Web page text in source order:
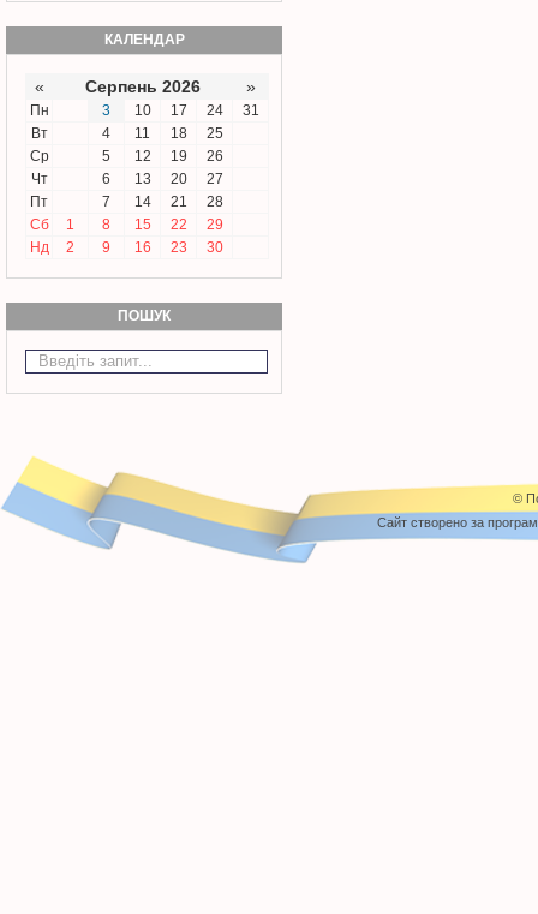
КАЛЕНДАР
« Серпень 2026 »
Пн 3 10 17 24
31
Вт
4 11 18
25
Ср
5 12 19
26
Чт
6 13 20
27
Пт
7 14 21
28
Сб
1 8 15 22
29
Нд
2 9 16 23 30
ПОШУК
©
Cайт створено за